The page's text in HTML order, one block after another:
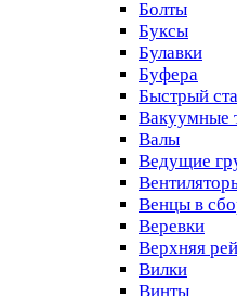
Болты
Буксы
Булавки
Буфера
Быстрый
Вакуумные
Валы
Ведущие
Венцы в
Веревки
Верхняя
Вилки
Винты